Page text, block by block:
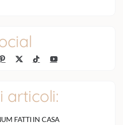
articoli:
FATTI IN CASA